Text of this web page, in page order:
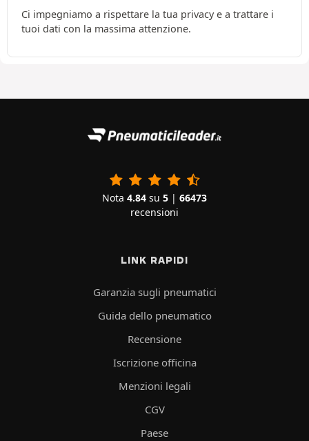
Ci impegniamo a rispettare la tua privacy e a trattare i
tuoi dati con la massima attenzione.
Nota 4.84 su 5 | 66473
recensioni
LINK RAPIDI
Garanzia sugli pneumatici
Guida dello pneumatico
Recensione
Iscrizione officina
Menzioni legali
CGV
Paese